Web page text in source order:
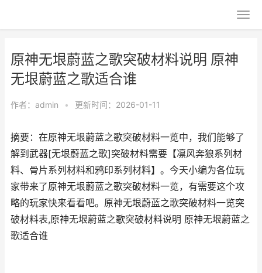
原神无垠蔚蓝之歌突破材料说明 原神
无垠蔚蓝之歌适合谁
作者： admin • 更新时间：2026-01-11
摘要：在原神无垠蔚蓝之歌突破材料一览中，我们能够了
解到武器[无垠蔚蓝之歌]突破材料需要【凛风奔狼系列材
料、骨片系列材料和鸦印系列材料】。今天小编为各位玩
家带来了原神无垠蔚蓝之歌突破材料一览，有需要这个攻
略的玩家快来看看吧。原神无垠蔚蓝之歌突破材料一览突
破材料表,原神无垠蔚蓝之歌突破材料说明 原神无垠蔚蓝之
歌适合谁